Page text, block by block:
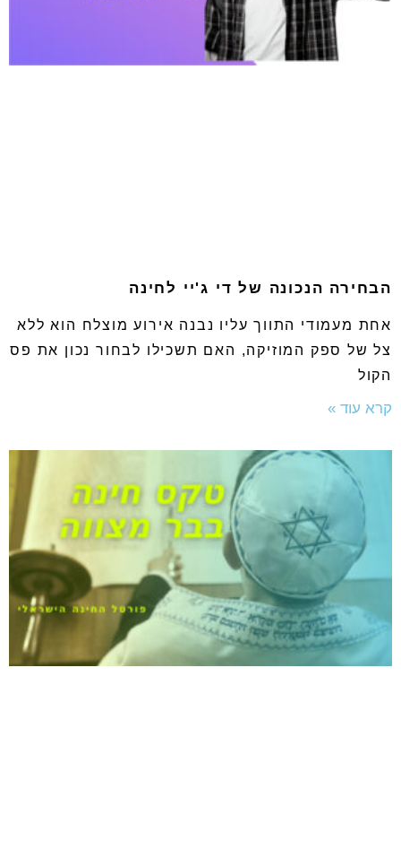
הבחירה הנכונה של די ג'יי לחינה
אחת מעמודי התווך עליו נבנה אירוע מוצלח הוא ללא
צל של ספק המוזיקה, האם תשכילו לבחור נכון את פס
הקול
קרא עוד »